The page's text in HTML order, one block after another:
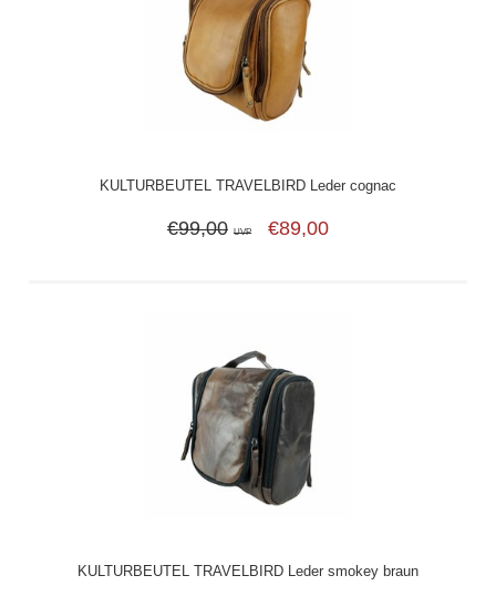
KULTURBEUTEL TRAVELBIRD Leder cognac
€99,00 UVP €89,00
KULTURBEUTEL TRAVELBIRD Leder smokey braun